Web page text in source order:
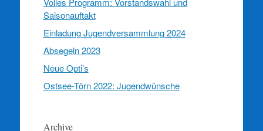
Saisonauftakt
Einladung Jugendversammlung 2024
Absegeln 2023
Neue Opti’s
Ostsee-Törn 2022: Jugendwünsche
Archive